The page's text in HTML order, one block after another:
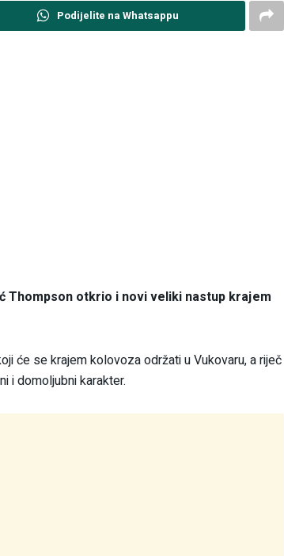
Podijelite na Whatsappu
Thompson otkrio i novi veliki nastup krajem
će se krajem kolovoza održati u Vukovaru, a riječ
i domoljubni karakter.